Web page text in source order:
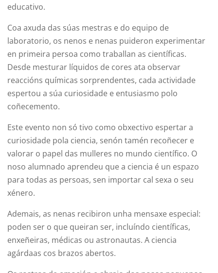
educativo.
Coa axuda das súas mestras e do equipo de
laboratorio, os nenos e nenas puideron experimentar
en primeira persoa como traballan as científicas.
Desde mesturar líquidos de cores ata observar
reaccións químicas sorprendentes, cada actividade
espertou a súa curiosidade e entusiasmo polo
coñecemento.
Este evento non só tivo como obxectivo espertar a
curiosidade pola ciencia, senón tamén recoñecer e
valorar o papel das mulleres no mundo científico. O
noso alumnado aprendeu que a ciencia é un espazo
para todas as persoas, sen importar cal sexa o seu
xénero.
Ademais, as nenas recibiron unha mensaxe especial:
poden ser o que queiran ser, incluíndo científicas,
enxeñeiras, médicas ou astronautas. A ciencia
agárdaas cos brazos abertos.